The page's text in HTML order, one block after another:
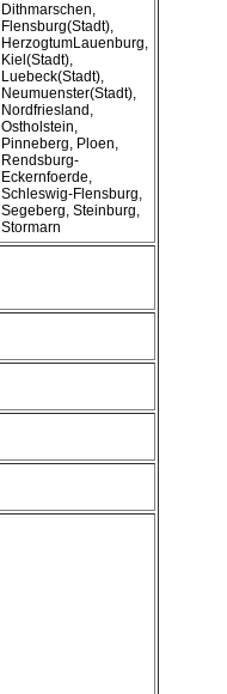
Dithmarschen,
Flensburg(Stadt),
HerzogtumLauenburg,
Kiel(Stadt),
Luebeck(Stadt),
Neumuenster(Stadt),
Nordfriesland,
Ostholstein,
Pinneberg, Ploen,
Rendsburg-
Eckernfoerde,
Schleswig-Flensburg,
Segeberg, Steinburg,
Stormarn